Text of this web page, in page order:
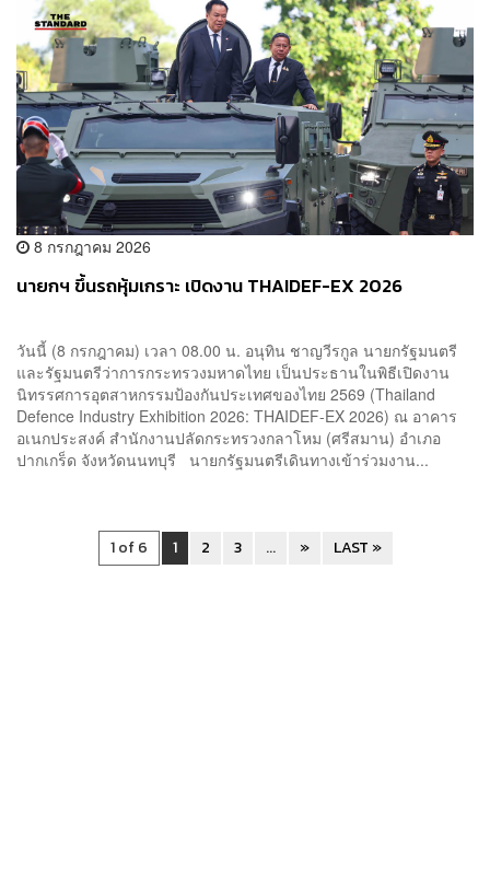
8 กรกฎาคม 2026
นายกฯ ขึ้นรถหุ้มเกราะ เปิดงาน THAIDEF-EX 2026
วันนี้ (8 กรกฎาคม) เวลา 08.00 น. อนุทิน ชาญวีรกูล นายกรัฐมนตรี
และรัฐมนตรีว่าการกระทรวงมหาดไทย เป็นประธานในพิธีเปิดงาน
นิทรรศการอุตสาหกรรมป้องกันประเทศของไทย 2569 (Thailand
Defence Industry Exhibition 2026: THAIDEF-EX 2026) ณ อาคาร
อเนกประสงค์ สำนักงานปลัดกระทรวงกลาโหม (ศรีสมาน) อำเภอ
ปากเกร็ด จังหวัดนนทบุรี นายกรัฐมนตรีเดินทางเข้าร่วมงาน...
1 of 6 1 2 3 ... » LAST »